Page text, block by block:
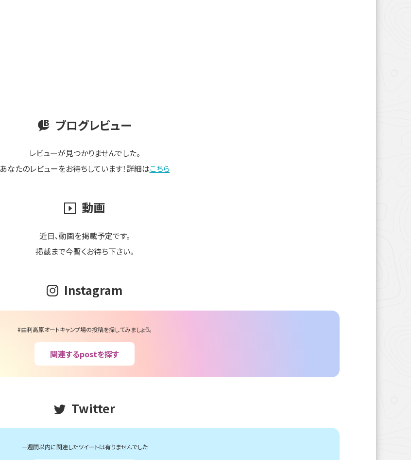
ブログレビュー
レビューが見つかりませんでした。
あなたのレビューをお待ちしています！詳細はこちら
動画
近日､動画を掲載予定です。
掲載まで今暫くお待ち下さい。
Instagram
#由利高原オートキャンプ場の投稿を探してみましょう。
関連するpostを探す
Twitter
一週間以内に関連したツイートは有りませんでした